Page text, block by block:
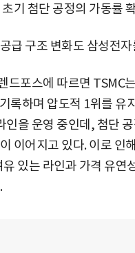
기 첨단 공정의 가동률
급 구조 변화도 삼성전
드포스에 따르면 TSMC
록하며 압도적 1위를 유
인을 운영 중인데, 첨단
이어지고 있다. 이로 인
있는 라인과 가격 유